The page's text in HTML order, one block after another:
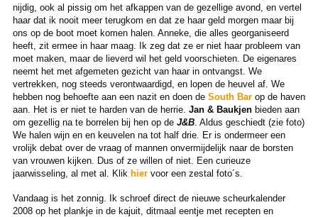
nijdig, ook al pissig om het afkappen van de gezellige avond, en vertel
haar dat ik nooit meer terugkom en dat ze haar geld morgen maar bij
ons op de boot moet komen halen. Anneke, die alles georganiseerd
heeft, zit ermee in haar maag. Ik zeg dat ze er niet haar probleem van
moet maken, maar de lieverd wil het geld voorschieten. De eigenares
neemt het met afgemeten gezicht van haar in ontvangst. We
vertrekken, nog steeds verontwaardigd, en lopen de heuvel af. We
hebben nog behoefte aan een nazit en doen de South Barop de haven
aan. Het is er niet te harden van de herrie. Jan & Baukjenbieden aan
om gezellig na te borrelen bij hen op deJ&B. Aldus geschiedt (zie foto)
We halen wijn en en keuvelen na tot half drie. Er is ondermeer een
vrolijk debat over de vraag of mannen onvermijdelijk naar de borsten
van vrouwen kijken. Dus of ze willen of niet. Een curieuze
jaarwisseling, al met al. Klik hiervoor een zestal foto´s.
Vandaag is het zonnig. Ik schroef direct de nieuwe scheurkalender
2008 op het plankje in de kajuit, ditmaal eentje met recepten en